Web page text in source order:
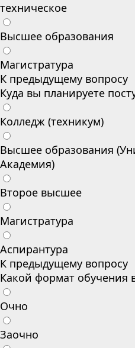
техническое
Высшее образования
Магистратура
К предыдущему вопросу
Куда вы планируете
Колледж (техникум)
Высшее образования
Академия)
Второе высшее
Магистратура
Аспирантура
К предыдущему вопросу
Какой формат обучения
Очно
Заочно